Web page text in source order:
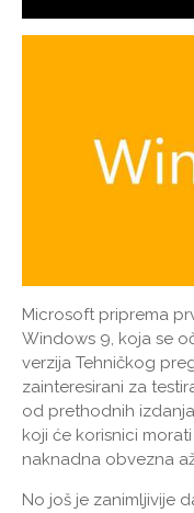
Microsoft priprema
Windows 9, koja se
verzija Tehničkog
zainteresirani za
od prethodnih
koji će korisnici
naknadna obvezna
No još je zanimljivije